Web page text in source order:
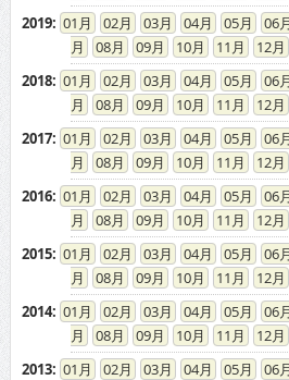
2019: 01 02 03 04 05 06
08
09 10 11
12
2018: 01 02 03 04 05 06
08
09 10 11
12
2017: 01 02 03 04 05 06
08
09 10 11
12
2016: 01 02 03 04 05 06
08
09 10 11
12
2015: 01 02 03 04 05 06
08
09 10 11
12
2014: 01 02 03 04 05 06
08
09 10 11
12
2013: 01 02 03 04 05 06